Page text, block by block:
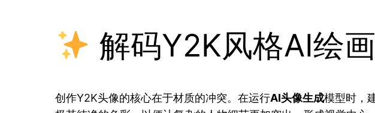
解码Y2K风格AI绘
创作Y2K头像的核心在于材质的冲突。在运行AI头像生成模型时，